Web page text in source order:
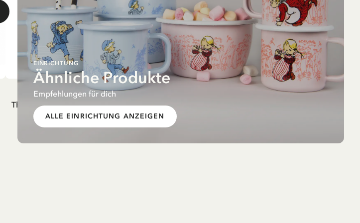
EINRICHTUNG
Ähnliche Produkte
Empfehlungen für dich
ALLE EINRICHTUNG ANZEIGEN
IN DEN WARENKORB
Thermosflasche Pippi Langstrumpf im
Nachthemd Lila – 550 ml
PIPPI LANGSTRUMPF